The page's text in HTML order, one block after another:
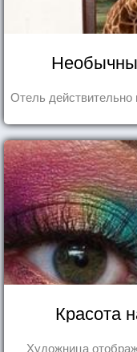
Отель
Красота
Художница